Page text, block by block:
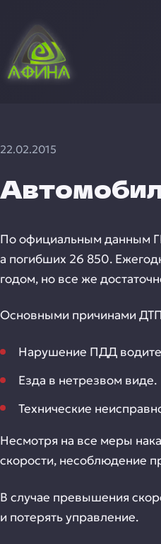
22.02.2015
По официальным данным
а погибших 26 850.
годом, но все же
Основными причинами
Нарушение ПДД
Езда в нетрезвом виде.
Технические
Несмотря на все меры
скорости, несоблюдение
В случае превышения
и потерять управление.